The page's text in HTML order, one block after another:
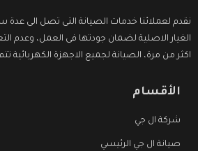
نقدم لعملائنا خدمات الصيانة التى تصل الى
الغيار الاصلية لضمان جودتها فى العمل، وعدم
اكثر من مرة، الصيانة لجميع الاجهزة
الأقسام
شركة ال جي
صيانة ال جي الرئيسي